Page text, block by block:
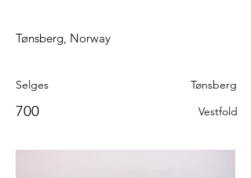
Tønsberg, Norway
Selges Tønsberg
700 Vestfold